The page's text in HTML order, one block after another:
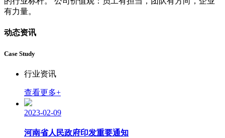
有力量。
动态资讯
Case Study
行业资讯
查看更多+
2023-02-09
河南省人民政府印发重要通知